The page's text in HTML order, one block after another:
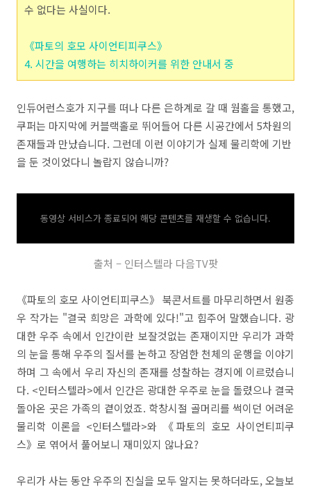
수 없다는 사실이다.
《파토의 호모 사이언티피쿠스》
4. 시간을 여행하는 히치하이커를 위한 안내서 중
인듀어런스호가 지구를 떠나 다른 은하계로 갈 때 웜홀을 통했고,
쿠퍼는 마지막에 커블랙홀로 뛰어들어 다른 시공간에서 5차원의
존재들과 만났습니다. 그런데 이런 이야기가 실제 물리학에 기반
을 둔 것이었다니 놀랍지 않습니까?
동영상 서비스가 종료되어 해당 콘텐츠를 재생할 수 없습니다.
출처 – 인터스텔라 다음TV팟
《파토의 호모 사이언티피쿠스》 북콘서트를 마무리하면서 원종
우 작가는 "결국 희망은 과학에 있다!"고 힘주어 말했습니다. 광
대한 우주 속에서 인간이란 보잘것없는 존재이지만 우리가 과학
의 눈을 통해 우주의 질서를 논하고 장엄한 천체의 운행을 이야기
하며 그 속에서 우리 자신의 존재를 성찰하는 경지에 이르렀습니
다. <인터스텔라>에서 인간은 광대한 우주로 눈을 돌렸으나 결국
돌아온 곳은 가족의 곁이었죠. 학창시절 골머리를 썩이던 어려운
물리학 이론을 <인터스텔라>와 《파토의 호모 사이언티피쿠
스》로 엮어서 풀어보니 재미있지 않나요?
우리가 사는 동안 우주의 진실을 모두 알지는 못하더라도, 오늘보